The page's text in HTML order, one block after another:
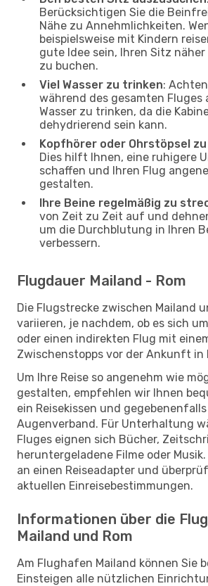
Berücksichtigen Sie die
Nähe zu Annehmlichkeiten.
beispielsweise mit Kindern
gute Idee sein, Ihren Sitz
zu buchen.
Viel Wasser zu trinken:
während des gesamten Fluges
Wasser zu trinken, da die
dehydrierend sein kann.
Kopfhörer oder Ohrstöpsel
Dies hilft Ihnen, eine ruhigere
schaffen und Ihren Flug
gestalten.
Ihre Beine regelmäßig zu
von Zeit zu Zeit auf und
um die Durchblutung in Ihren
verbessern.
Flugdauer Mailand - Rom
Die Flugstrecke zwischen Mailand
variieren, je nachdem, ob es sich
oder einen indirekten Flug mit
Zwischenstopps vor der Ankunft in
Um Ihre Reise so angenehm wie
gestalten, empfehlen wir Ihnen
ein Reisekissen und
Augenverband. Für Unterhaltung
Fluges eignen sich Bücher,
heruntergeladene Filme oder
an einen Reiseadapter und
aktuellen Einreisebestimmungen.
Informationen über die
Mailand und Rom
Am Flughafen Mailand können Sie
Einsteigen alle nützlichen